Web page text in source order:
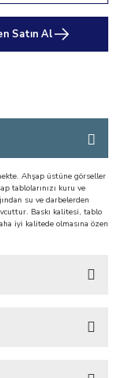
Satın Al
Ahşap üstüne görseller
tablolarınızı kuru ve
su ve darbelerden
Baskı kalitesi, tablo
iyi kalitede olmasına özen